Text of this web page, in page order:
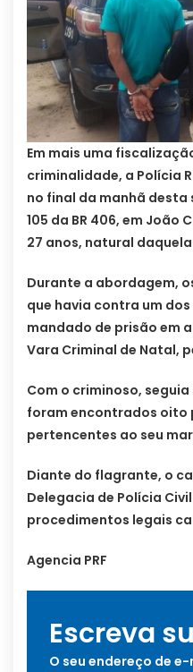
Em mais uma
criminalidade, a Polícia
no final da manhã desta
105 da BR 406, em João
27 anos, natural
Durante a abordagem,
que havia contra um
mandado de prisão em
Vara Criminal de Natal,
Com o criminoso, seguia
foram encontrados oito
pertencentes ao seu
Diante do flagrante, o
Delegacia de Polícia
procedimentos legais
Agencia PRF
Escreva
O seu endereço de